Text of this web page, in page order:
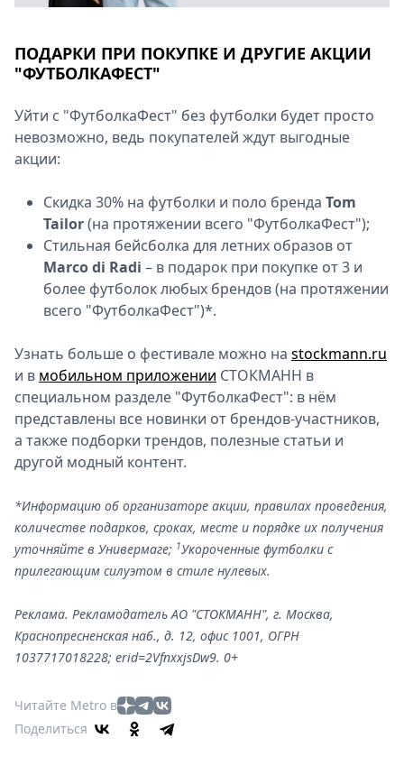
ПОДАРКИ ПРИ ПОКУПКЕ И ДРУГИЕ АКЦИИ
"ФУТБОЛКАФЕСТ"
Уйти с "ФутболкаФест" без футболки будет просто
невозможно, ведь покупателей ждут выгодные
акции:
Скидка 30% на футболки и поло бренда Tom
Tailor(на протяжении всего "ФутболкаФест");
Стильная бейсболка для летних образов от
Marco di Radi – в подарок при покупке от 3 и
более футболок любых брендов (на протяжении
всего "ФутболкаФест")*.
Узнать больше о фестивале можно на stockmann.ru
и в мобильном приложении СТОКМАНН в
специальном разделе "ФутболкаФест": в нём
представлены все новинки от брендов-участников,
а также подборки трендов, полезные статьи и
другой модный контент.
*Информацию об организаторе акции, правилах проведения,
количестве подарков, сроках, месте и порядке их получения
уточняйте в Универмаге; 1Укороченные футболки с
прилегающим силуэтом в стиле нулевых.
Реклама. Рекламодатель АО "СТОКМАНН", г. Москва,
Краснопресненская наб., д. 12, офис 1001, ОГРН
1037717018228; erid=2VfnxxjsDw9. 0+
Читайте Metro в
Поделиться